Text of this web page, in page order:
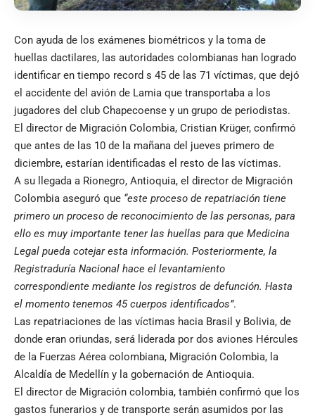
Con ayuda de los exámenes biométricos y la toma de
huellas dactilares, las autoridades colombianas han logrado
identificar en tiempo record s 45 de las 71 víctimas, que dejó
el accidente del avión de Lamia que transportaba a los
jugadores del club Chapecoense y un grupo de periodistas.
El director de Migración Colombia, Cristian Krüger, confirmó
que antes de las 10 de la mañana del jueves primero de
diciembre, estarían identificadas el resto de las víctimas.
A su llegada a Rionegro, Antioquia, el director de Migración
Colombia aseguró que “este proceso de repatriación tiene
primero un proceso de reconocimiento de las personas, para
ello es muy importante tener las huellas para que Medicina
Legal pueda cotejar esta información. Posteriormente, la
Registraduría Nacional hace el levantamiento
correspondiente mediante los registros de defunción. Hasta
el momento tenemos 45 cuerpos identificados”.
Las repatriaciones de las víctimas hacia Brasil y Bolivia, de
donde eran oriundas, será liderada por dos aviones Hércules
de la Fuerzas Aérea colombiana, Migración Colombia, la
Alcaldía de Medellín y la gobernación de Antioquia.
El director de Migración colombia, también confirmó que los
gastos funerarios y de transporte serán asumidos por las